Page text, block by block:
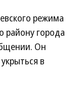
режима
району города
Он
в